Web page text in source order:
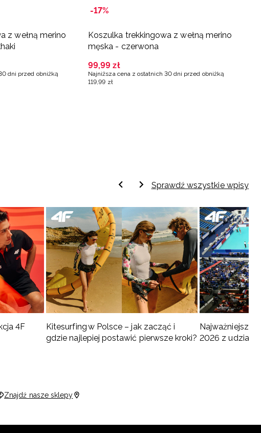
z wełną merino
dni przed obniżką
-17%
Koszulka trekkingowa z wełną merino
męska - czerwona
99,99 zł
Najniższa cena z ostatnich 30 dni przed obniżką
119 ,99 zł
Sprawdź wszystkie wpisy
4F
Kitesurfing w Polsce – jak zacząć i
gdzie najlepiej postawić pierwsze kroki?
Najważniejsze
2026 z
Znajdź nasze sklepy